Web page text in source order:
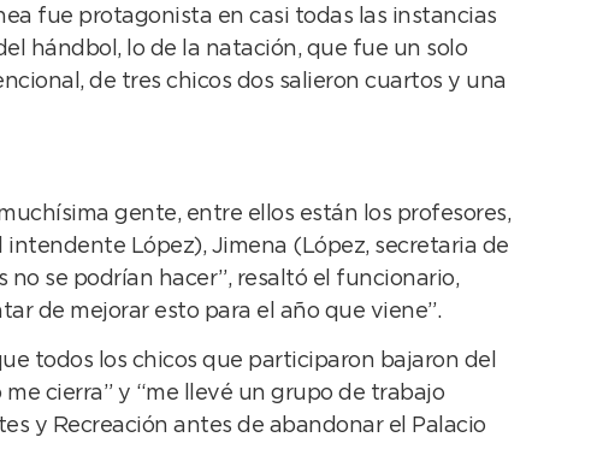
fue protagonista en casi todas las instancias
hándbol, lo de la natación, que fue un solo
de tres chicos dos salieron cuartos y una
gente, entre ellos están los profesores,
López), Jimena (López, secretaria de
no se podrían hacer”, resaltó el funcionario,
de mejorar esto para el año que viene”.
todos los chicos que participaron bajaron del
cierra” y “me llevé un grupo de trabajo
y Recreación antes de abandonar el Palacio